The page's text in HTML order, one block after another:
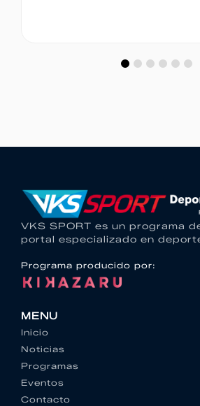
VKS SPORT es un programa
portal especializado en
Programa producido por:
MENU
Inicio
Noticias
Programas
Eventos
Contacto